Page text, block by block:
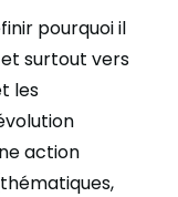
pourquoi il
surtout vers
les
action